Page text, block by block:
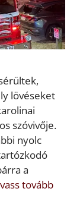
lövéseket
szóvivője.
nyolc
a
tovább